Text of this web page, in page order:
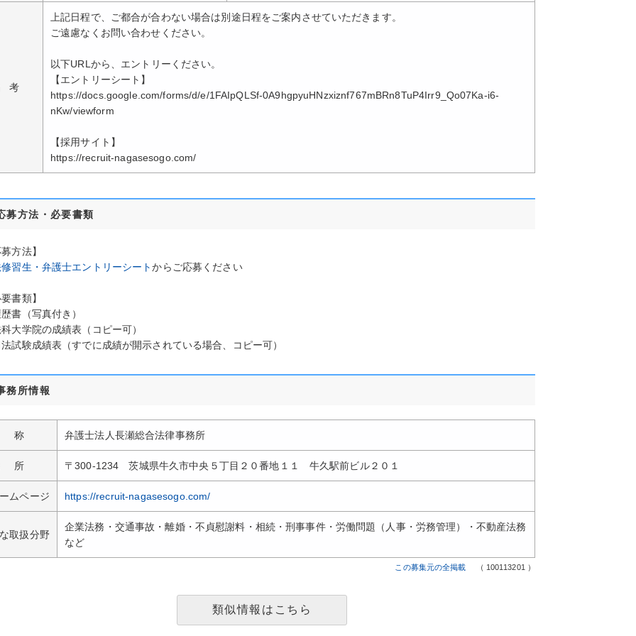
考
上記日程で、ご都合が合わない場合は別途日程をご案内させていただきます。
ご遠慮なくお問い合わせください。
以下URLから、エントリーください。
【エントリーシート】
https://docs.google.com/forms/d/e/1FAIpQLSf-0A9hgpyuHNzxiznf767mBRn8TuP4Irr9_Qo07Ka-i6-
nKw/viewform
【採用サイト】
https://recruit-nagasesogo.com/
募方法・必要書類
募方法】
習生・弁護士エントリーシートからご応募ください
要書類】
歴書（写真付き）
科大学院の成績表（コピー可）
法試験成績表（すでに成績が開示されている場合、コピー可）
務所情報
称 弁護士法人長瀬総合法律事務所
所 〒300-1234 茨城県牛久市中央５丁目２０番地１１ 牛久駅前ビル２０１
ムページ https://recruit-nagasesogo.com/
取扱分野
企業法務・交通事故・離婚・不貞慰謝料・相続・刑事事件・労働問題（人事・労務管理）・不動産法務
など
この募集元の全掲載 （ 100113201 ）
類似情報はこちら